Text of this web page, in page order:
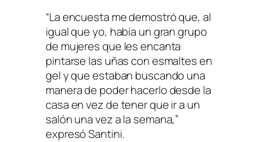
“La encuesta me demostró que, al
igual que yo, había un gran grupo
de mujeres que les encanta
pintarse las uñas con esmaltes en
gel y que estaban buscando una
manera de poder hacerlo desde la
casa en vez de tener que ir a un
salón una vez a la semana,”
expresó Santini.